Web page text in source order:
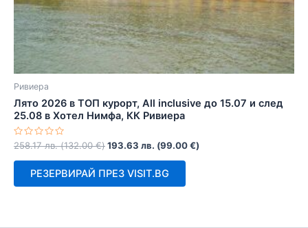
Ривиера
Лято 2026 в ТОП курорт, All inclusive до 15.07 и след
25.08 в Хотел Нимфа, КК Ривиера
Оценено
с
0
258.17лв. (132.00€)193.63 лв. (99.00€)
РЕЗЕРВИРАЙ ПРЕЗ VISIT.BG